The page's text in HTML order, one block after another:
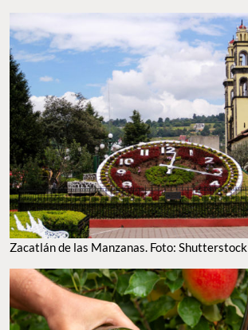
Zacatlán de las Manzanas. Foto: Shutterstock